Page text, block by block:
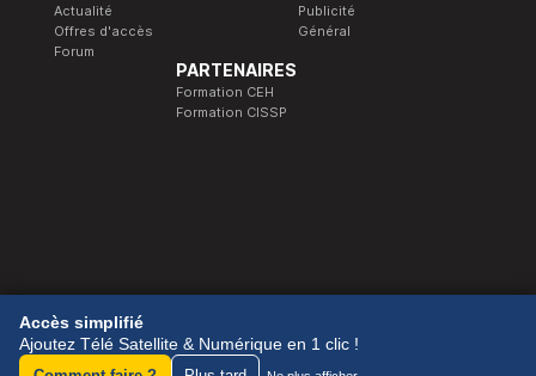
Actualité
Offres d'accès
Forum
Publicité
Général
PARTENAIRES
Formation CEH
Formation CISSP
© 1989-2026 Télé Satellite et Numérique.
Accès simplifié
Ajoutez Télé Satellite & Numérique en 1 clic !